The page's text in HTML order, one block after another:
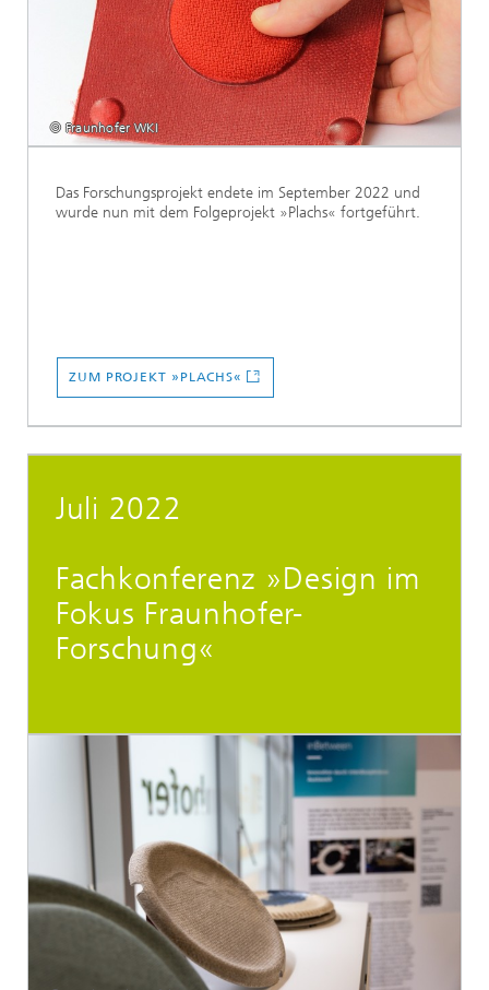
© Fraunhofer WKI
Das Forschungsprojekt endete im September 2022 und
wurde nun mit dem Folgeprojekt »Plachs« fortgeführt.
ZUM PROJEKT »PLACHS«
Juli 2022
Fachkonferenz »Design im
Fokus Fraunhofer-
Forschung«